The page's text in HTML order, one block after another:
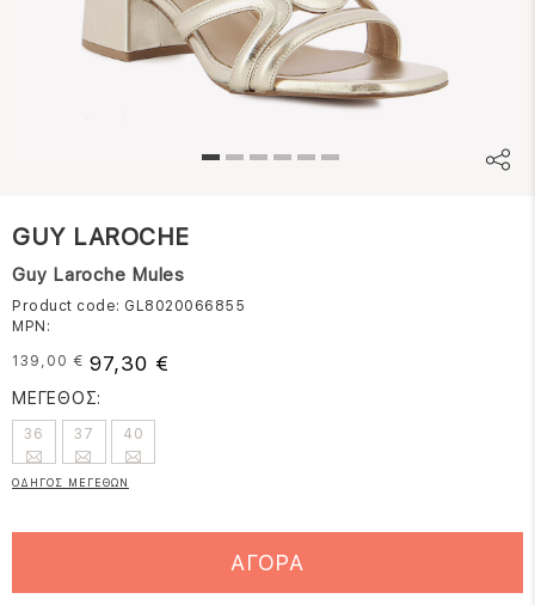
GUY LAROCHE
Guy Laroche Mules
Product code: GL8020066855
MPN:
139,00 € 97,30 €
ΜΕΓΕΘΟΣ:
36 37 40
ΟΔΗΓΟΣ ΜΕΓΕΘΩΝ
ΑΓΟΡΑ